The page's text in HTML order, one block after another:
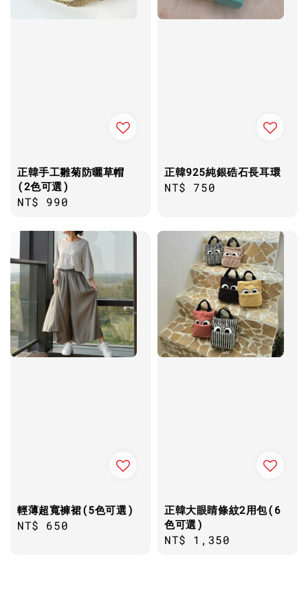
正韓手工雛菊防曬草帽
(2色可選)
Regular
NT$ 990
正韓925純銀硞石長耳環
Regular
NT$ 750
輕薄超寬褲裙(5色可選)
Regular
NT$ 650
正韓大眼睛條紋2用包(6
色可選)
Regular
NT$ 1,350